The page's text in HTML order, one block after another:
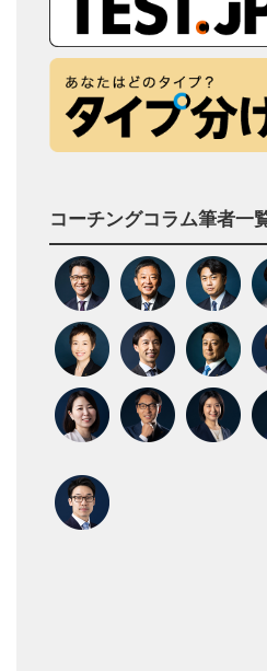
コーチングコラム筆者一